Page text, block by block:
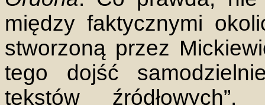
między faktycznymi
stworzoną przez
tego dojść
tekstów